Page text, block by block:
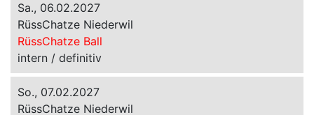
Sa., 06.02.2027
RüssChatze Niederwil
RüssChatze Ball
intern / definitiv
So., 07.02.2027
RüssChatze Niederwil